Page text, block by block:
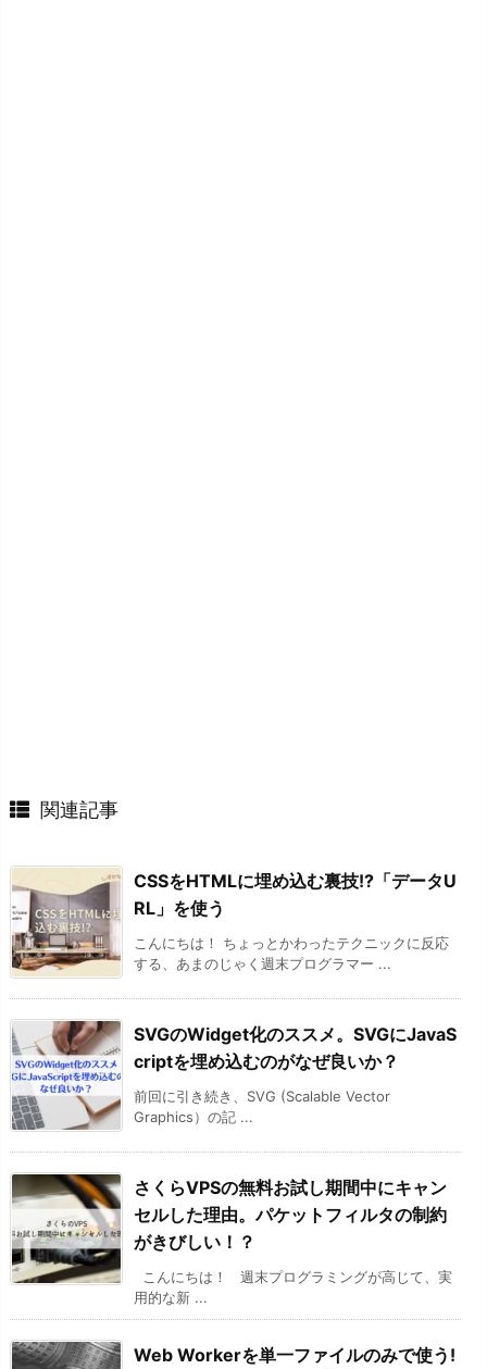
関連記事
CSSをHTMLに埋め込む裏技!?「データU
RL」を使う
こんにちは！ ちょっとかわったテクニックに反応
する、あまのじゃく週末プログラマー ...
SVGのWidget化のススメ。SVGにJavaS
criptを埋め込むのがなぜ良いか？
前回に引き続き、SVG (Scalable Vector
Graphics）の記 ...
さくらVPSの無料お試し期間中にキャン
セルした理由。パケットフィルタの制約
がきびしい！？
こんにちは！ 週末プログラミングが高じて、実
用的な新 ...
Web Workerを単一ファイルのみで使う!